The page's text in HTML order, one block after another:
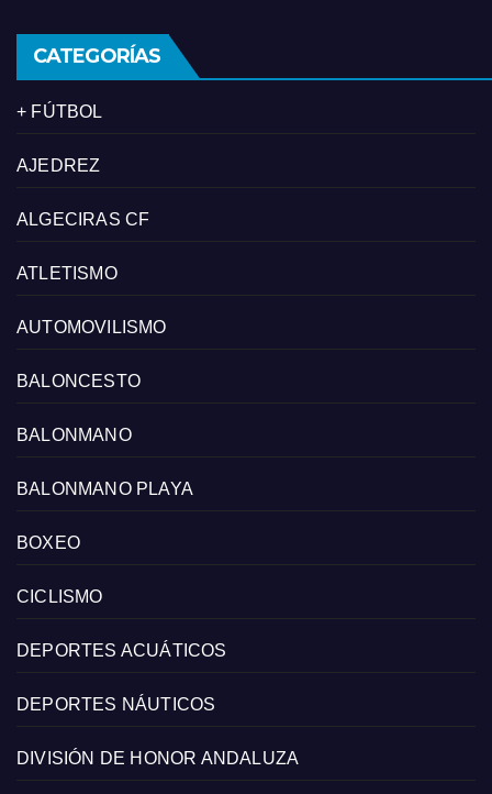
CATEGORÍAS
+ FÚTBOL
AJEDREZ
ALGECIRAS CF
ATLETISMO
AUTOMOVILISMO
BALONCESTO
BALONMANO
BALONMANO PLAYA
BOXEO
CICLISMO
DEPORTES ACUÁTICOS
DEPORTES NÁUTICOS
DIVISIÓN DE HONOR ANDALUZA